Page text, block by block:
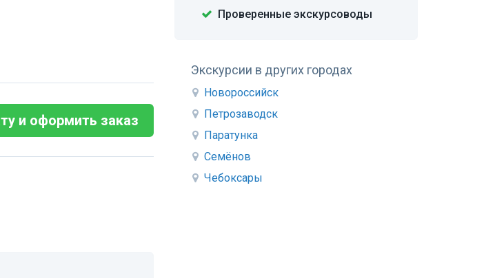
и оформить заказ
Проверенные экскурсоводы
Экскурсии в других городах
Новороссийск
Петрозаводск
Паратунка
Семёнов
Чебоксары